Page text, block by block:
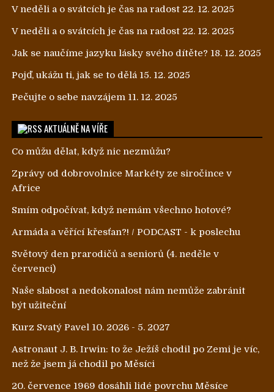
V neděli a o svátcích je čas na radost 22. 12. 2025
V neděli a o svátcích je čas na radost 22. 12. 2025
Jak se naučíme jazyku lásky svého dítěte? 18. 12. 2025
Pojď, ukážu ti, jak se to dělá 15. 12. 2025
Pečujte o sebe navzájem 11. 12. 2025
AKTUÁLNĚ NA VÍŘE
Co můžu dělat, když nic nezmůžu?
Zprávy od dobrovolnice Markéty ze siročince v
Africe
Smím odpočívat, když nemám všechno hotové?
Armáda a věřící křesťan?! / PODCAST - k poslechu
Světový den prarodičů a seniorů (4. neděle v
červenci)
Naše slabost a nedokonalost nám nemůže zabránit
být užiteční
Kurz Svatý Pavel 10. 2026 - 5. 2027
Astronaut J. B. Irwin: to že Ježíš chodil po Zemi je víc,
než že jsem já chodil po Měsíci
20. července 1969 dosáhli lidé povrchu Měsíce